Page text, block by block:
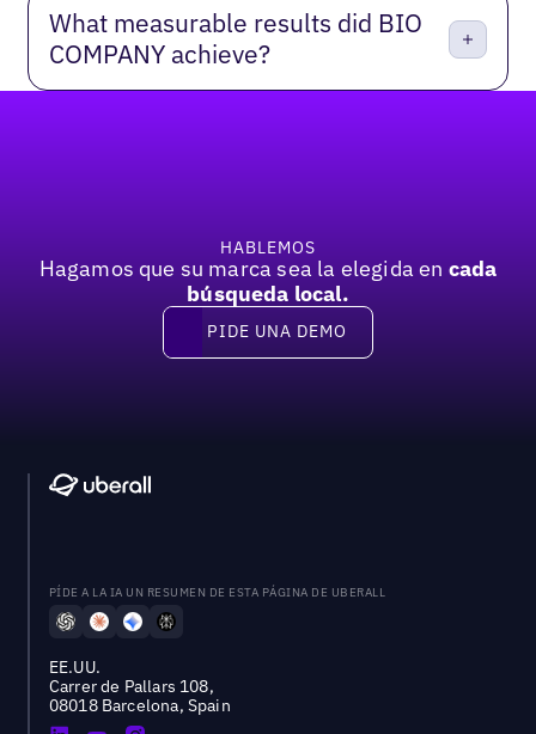
What measurable results did BIO
COMPANY achieve?
HABLEMOS
Hagamos que su marca sea la elegida en cada
búsqueda local.
Pide una demo
PIDE UNA DEMO
PÍDE A LA IA UN RESUMEN DE ESTA PÁGINA DE UBERALL
EE.UU.
Carrer de Pallars 108,
08018 Barcelona, Spain